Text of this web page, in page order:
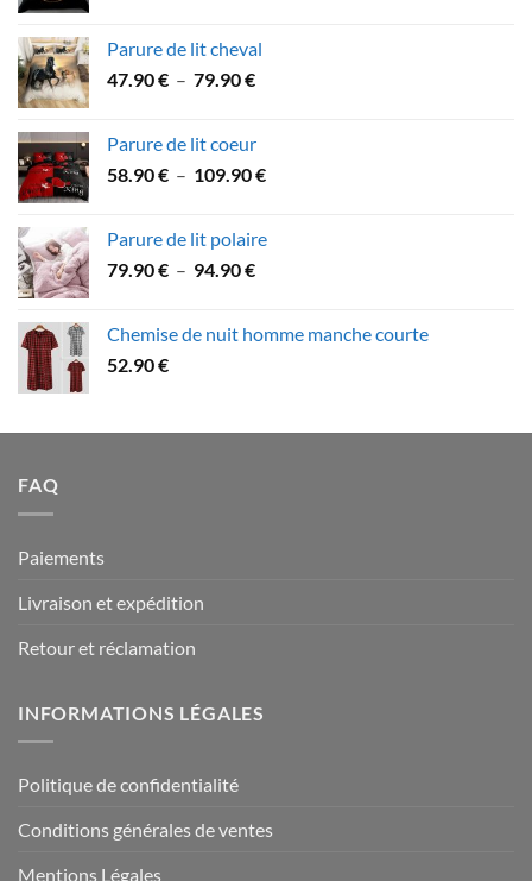
49.90 €
à
Parure de lit cheval
47.90€ – 79.90€Plage
à
Parure de lit coeur
58.90€ – 109.90€Plage
58.90 €
Parure de lit polaire
79.90€ – 94.90€Plage
79.90 €
Chemise de nuit homme manche courte
52.90€
FAQ
Paiements
Livraison et expédition
Retour et réclamation
INFORMATIONS LÉGALES
Politique de confidentialité
Conditions générales de ventes
Mentions Légales